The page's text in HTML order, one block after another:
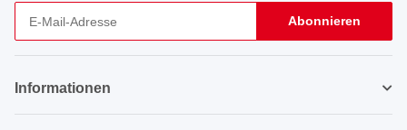
Abonnieren
Informationen